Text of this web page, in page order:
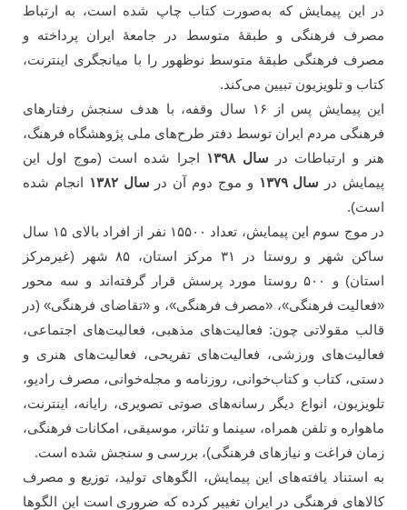
در این پیمایش که به‌صورت کتاب چاپ شده است، به ارتباط
مصرف فرهنگی و طبقۀ متوسط در جامعۀ ایران پرداخته و
مصرف فرهنگی طبقۀ متوسط نوظهور را با میانجگری اینترنت،
کتاب و تلویزیون تبیین می‌کند.
این پیمایش پس از ۱۶ سال وقفه، با هدف سنجش رفتارهای
فرهنگی مردم ایران توسط دفتر طرح‌های ملی پژوهشگاه فرهنگ،
هنر و ارتباطات در سال ۱۳۹۸
اجرا شده است (موج اول این
پیمایش در سال ۱۳۷۹ و موج دوم آن در سال ۱۳۸۲
انجام شده
است).
در موج سوم این پیمایش، تعداد ۱۵۵۰۰ نفر از افراد بالای ۱۵ سال
ساکن شهر و روستا در ۳۱ مرکز استان، ۸۵ شهر (غیر‌مرکز
استان) و ۵۰۰ روستا مورد پرسش قرار گرفته‌اند و سه محور
«فعالیت فرهنگی»، «مصرف فرهنگی»، و «تقاضای فرهنگی» (در
قالب مقولاتی چون: فعالیت‌های مذهبی، فعالیت‌های اجتماعی،
فعالیت‌های ورزشی، فعالیت‌های تفریحی، فعالیت‌های هنری و
دستی، کتاب و کتاب‌خوانی، روزنامه و مجله‌خوانی، مصرف رادیو،
تلویزیون، انواع دیگر رسانه‌های صوتی تصویری، رایانه، اینترنت،
ماهواره و تلفن همراه، سینما و تئاتر، موسیقی، امکانات فرهنگی،
زمان فراغت و نیازهای فرهنگی)، بررسی و سنجش شده است.
به استناد یافته‌‌های این پیمایش، الگوهای تولید، توزیع و مصرف
کالاهای فرهنگی در ایران تغییر کرده که ضروری است این الگوها